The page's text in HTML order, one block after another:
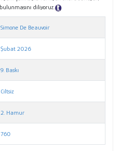
diliyoruz.
Simone De Beauvoir
Şubat 2026
9. Baskı
Ciltsiz
2. Hamur
760